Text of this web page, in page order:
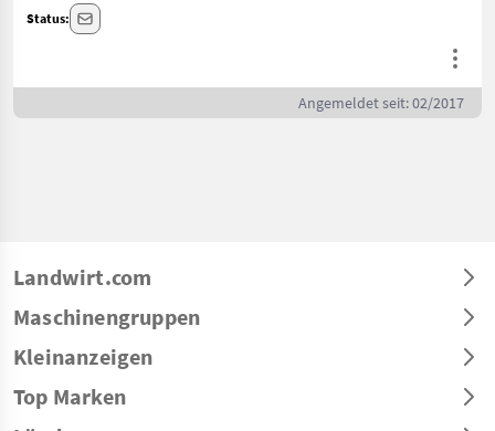
Status:
Angemeldet seit: 02/2017
Landwirt.com
Maschinengruppen
Kleinanzeigen
Top Marken